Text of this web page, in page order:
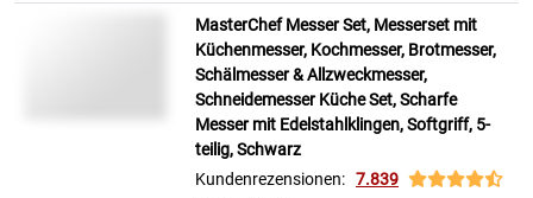
MasterChef Messer Set, Messerset mit
Küchenmesser, Kochmesser, Brotmesser,
Schälmesser & Allzweckmesser,
Schneidemesser Küche Set, Scharfe
Messer mit Edelstahlklingen, Softgriff, 5-
teilig, Schwarz
Kundenrezensionen: 7.839